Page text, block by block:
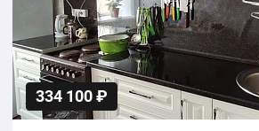
334 100 ₽